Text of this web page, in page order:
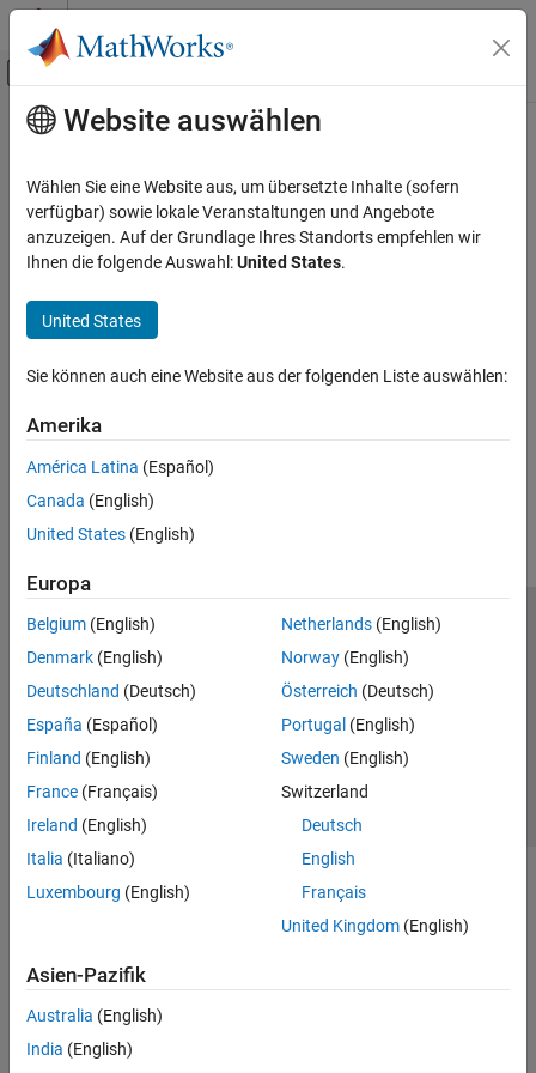
Weiter zum Inhalt
Umschaltung für Off-Canvas-
Startseite der Dokumentation
Hauptinhalt
How useful was this information?
Website auswählen
Wählen Sie eine Website aus, um übersetzte Inhalte (sofern
verfügbar) sowie lokale Veranstaltungen und Angebote
anzuzeigen. Auf der Grundlage Ihres Standorts empfehlen wir
Ihnen die folgende Auswahl:United States.
United States
Sie können auch eine Website aus der folgenden Liste auswählen:
Amerika
América Latina (Español)
Canada (English)
United States (English)
Europa
Belgium (English)
Denmark (English)
Deutschland (Deutsch)
España (Español)
Finland (English)
France (Français)
Ireland (English)
Italia (Italiano)
Luxembourg (English)
Netherlands(English)
Norway(English)
Österreich (Deutsch)
Portugal (English)
Sweden (English)
Switzerland
Deutsch
English
Français
United Kingdom(English)
Asien-Pazifik
Australia (English)
India (English)
Trust Center
Datenschutz-Richtlinien
Datendiebstahl verhindern
Status von Anwendungen
© 1994-2026 The MathWorks, Inc.
Website auswählen
Deutschland